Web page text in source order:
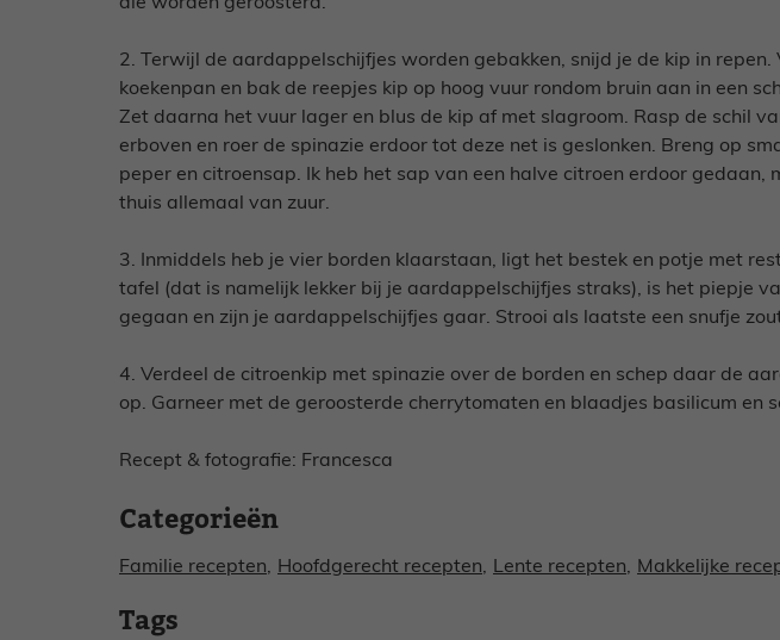
2. Terwijl de aardappelschijfjes worden gebakken, snijd je de kip in repen.
koekenpan en bak de reepjes kip op hoog vuur rondom bruin aan in een
Zet daarna het vuur lager en blus de kip af met slagroom. Rasp de schil
erboven en roer de spinazie erdoor tot deze net is geslonken. Breng op
peper en citroensap. Ik heb het sap van een halve citroen erdoor gedaan,
thuis allemaal van zuur.
3. Inmiddels heb je vier borden klaarstaan, ligt het bestek en potje met
tafel (dat is namelijk lekker bij je aardappelschijfjes straks), is het piepje
gegaan en zijn je aardappelschijfjes gaar. Strooi als laatste een snufje
4. Verdeel de citroenkip met spinazie over de borden en schep daar de
op. Garneer met de geroosterde cherrytomaten en blaadjes basilicum en
Recept & fotografie: Francesca
Categorieën
Familie recepten, Hoofdgerecht recepten, Lente recepten, Makkelijke
Tags